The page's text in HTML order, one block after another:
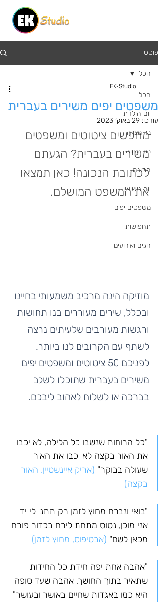
פוסט
הכל
יום הולדת
בר מצווה
בת מצווה
חתונה
יום נישואין
משפטים יפים
תחפושות
חגים ואירועים
הכל
משפטים יפים משירים בעברית
EK-Studio
עודכן: 29 באוק׳ 2023
מחפשים ציטוטים ומשפטים
משירים בעברית? הגעתם
לכתובת הנכונה! כאן תמצאו
את המשפט המושלם.
מוזיקה הינה מרכיב משמעותי בחיינו
ובכלל, שירים מעוררים בנו תחושות
ורגשות מעורבים שלעיתים נרצה
לשתף עם הקרובים לנו ביותר.
לפניכם 50 ציטוטים ומשפטים יפים
משירים בעברית שתוכלו לשלב
בברכה או לשלוח לאהוב ליבכם.
"כל הרוחות שנשבו כל הלילה, לא יכבו
את האור בקצה לא יכבו את האור
שעולה בבוקר" (אריק איינשטיין, האור
בקצה)
"בואי ונברח מחוץ לזמן רק תתני לי יד
אני מוכן, נטוס מתחת לירח בכדור פורח
מכאן לשם" (אבטיפוס, מחוץ לזמן)
"אהבה אחת יפה חידת כל החידות
שתאיר בתוך החושך, אהבה שעד סופה
היא כמו באגדות שחיים באושר ובעושר"